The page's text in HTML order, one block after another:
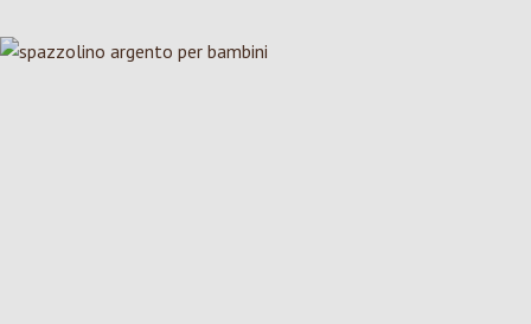
Salta la galleria di immagini